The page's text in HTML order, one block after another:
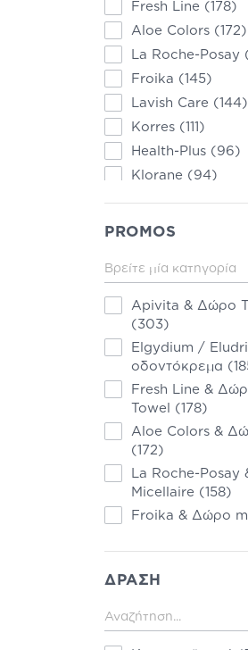
Fresh Line (178)
Aloe Colors (172)
La Roche-Posay
Froika (145)
Lavish Care (144)
Korres (111)
Health-Plus (96)
Klorane (94)
Vichy(93)
Frezyderm
Roger & Gallet
Dr Organic
Clinéa(48)
Novexpert(48)
Kocostar(39)
My Elements
Carroten
(27)
Hei Poa(27)
Cantabria Labs
(25)
Pharmalead
Vican(21)
PROMOS
Apivita & Δώρο
(303)
Elgydium /
οδοντόκρεμα
Fresh Line &
Towel
(178)
Aloe Colors &
(172)
La Roche-Posay
Micellaire (158)
Froika & Δώρο
δώρου
δώρο σου
ΔΡΑΣΗ